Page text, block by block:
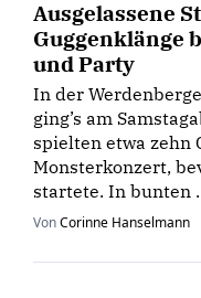
Ausgelassene
Guggenklänge
und Party
In der
ging’s am
spielten etwa zehn
Monsterkonzert,
startete. In bunten
VonCorinne Hanselmann